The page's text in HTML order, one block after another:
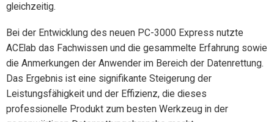
gleichzeitig.
Bei der Entwicklung des neuen PC-3000 Express nutzte
ACElab das Fachwissen und die gesammelte Erfahrung sowie
die Anmerkungen der Anwender im Bereich der Datenrettung.
Das Ergebnis ist eine signifikante Steigerung der
Leistungsfähigkeit und der Effizienz, die dieses
professionelle Produkt zum besten Werkzeug in der